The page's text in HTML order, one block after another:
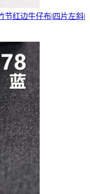
节红边牛仔布|四片左斜|